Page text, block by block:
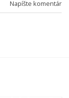
Napíšte komentár